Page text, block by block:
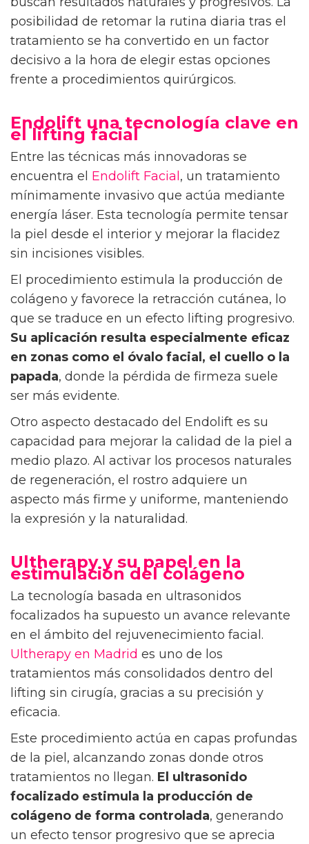
posibilidad de retomar la rutina diaria tras el
tratamiento se ha convertido en un factor
decisivo a la hora de elegir estas opciones
frente a procedimientos quirúrgicos.
Endolift una tecnología clave en
el lifting facial
Entre las técnicas más innovadoras se
encuentra el Endolift Facial , un tratamiento
mínimamente invasivo que actúa mediante
energía láser. Esta tecnología permite tensar
la piel desde el interior y mejorar la flacidez
sin incisiones visibles.
El procedimiento estimula la producción de
colágeno y favorece la retracción cutánea, lo
que se traduce en un efecto lifting progresivo.
Su aplicación resulta especialmente eficaz
en zonas como el óvalo facial, el cuello o la
papada, donde la pérdida de firmeza suele
ser más evidente.
Otro aspecto destacado del Endolift es su
capacidad para mejorar la calidad de la piel a
medio plazo. Al activar los procesos naturales
de regeneración, el rostro adquiere un
aspecto más firme y uniforme, manteniendo
la expresión y la naturalidad.
Ultherapy y su papel en la
estimulación del colágeno
La tecnología basada en ultrasonidos
focalizados ha supuesto un avance relevante
en el ámbito del rejuvenecimiento facial.
Ultherapy en Madrid es uno de los
tratamientos más consolidados dentro del
lifting sin cirugía, gracias a su precisión y
eficacia.
Este procedimiento actúa en capas profundas
de la piel, alcanzando zonas donde otros
tratamientos no llegan. El ultrasonido
focalizado estimula la producción de
colágeno de forma controlada, generando
un efecto tensor progresivo que se aprecia